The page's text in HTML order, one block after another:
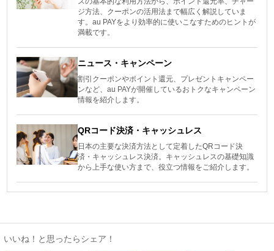
ジ方法、クーポンの活用法まで幅広く解説していま
す。au PAYをより効率的に使いこなすためのヒントが
満載です。
ニュース・キャンペーン
割引クーポンやポイント還元、プレゼントキャンペー
ンなど、au PAYが開催しているおトクなキャンペーン
情報を紹介します。
QRコード決済・キャッシュレス
日本の主要な決済方法として定着したQRコード決
済・キャッシュレス決済。キャッシュレスの基礎知識
から上手な使い方まで、役立つ情報をご紹介します。
いいね！と思ったらシェア！